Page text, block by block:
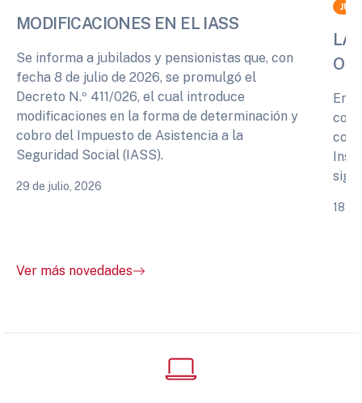
MODIFICACIONES EN EL IASS
Se informa a jubilados y pensionistas que, con
fecha 8 de julio de 2026, se promulgó el
Decreto N.º 411/026, el cual introduce
modificaciones en la forma de determinación y
cobro del Impuesto de Asistencia a la
Seguridad Social (IASS).
29 de julio, 2026
LA
En
18
Ver más novedades